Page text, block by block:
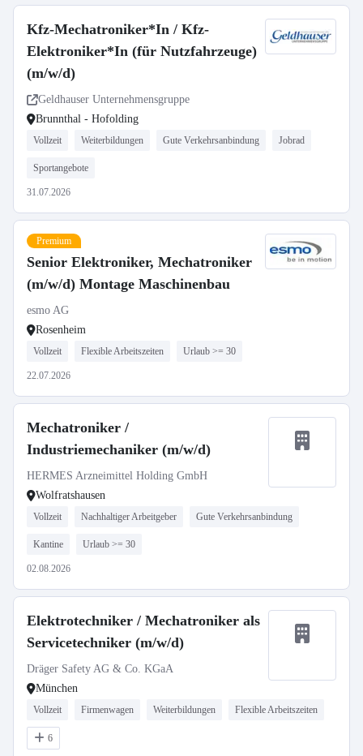
Kfz-Mechatroniker*In / Kfz-
Elektroniker*In (für Nutzfahrzeuge)
(m/w/d)
Geldhauser Unternehmensgruppe
Brunnthal - Hofolding
Vollzeit Weiterbildungen Gute Verkehrsanbindung Jobrad
Sportangebote
31.07.2026
Premium
Senior Elektroniker, Mechatroniker
(m/w/d) Montage Maschinenbau
esmo AG
Rosenheim
Vollzeit Flexible Arbeitszeiten Urlaub >= 30
22.07.2026
Mechatroniker /
Industriemechaniker (m/w/d)
HERMES Arzneimittel Holding GmbH
Wolfratshausen
Vollzeit Nachhaltiger Arbeitgeber Gute Verkehrsanbindung
Kantine Urlaub >= 30
02.08.2026
Elektrotechniker / Mechatroniker als
Servicetechniker (m/w/d)
Dräger Safety AG & Co. KGaA
München
Vollzeit Firmenwagen Weiterbildungen Flexible Arbeitszeiten
6